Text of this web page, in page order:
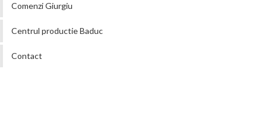
Comenzi Giurgiu
Centrul productie Baduc
Contact